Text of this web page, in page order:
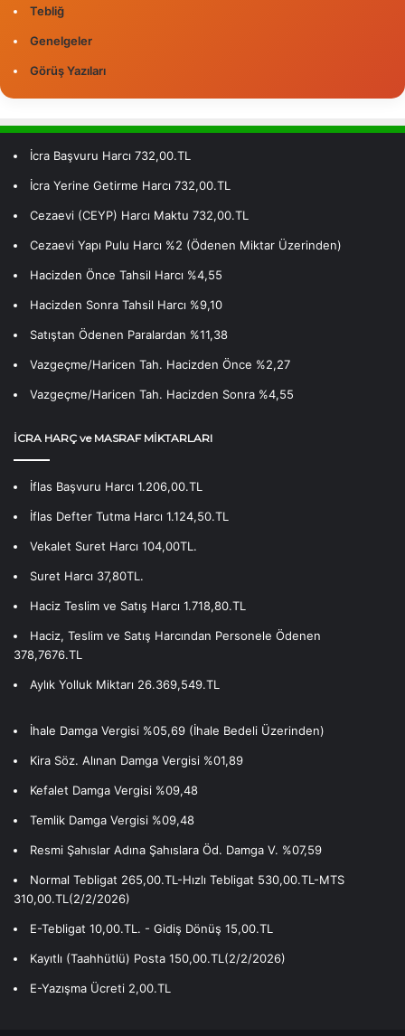
Tebliğ
Genelgeler
Görüş Yazıları
İcra Başvuru Harcı 732,00.TL
İcra Yerine Getirme Harcı 732,00.TL
Cezaevi (CEYP) Harcı Maktu 732,00.TL
Cezaevi Yapı Pulu Harcı %2 (Ödenen Miktar Üzerinden)
Hacizden Önce Tahsil Harcı %4,55
Hacizden Sonra Tahsil Harcı %9,10
Satıştan Ödenen Paralardan %11,38
Vazgeçme/Haricen Tah. Hacizden Önce %2,27
Vazgeçme/Haricen Tah. Hacizden Sonra %4,55
İCRA HARÇ ve MASRAF MİKTARLARI
İflas Başvuru Harcı 1.206,00.TL
İflas Defter Tutma Harcı 1.124,50.TL
Vekalet Suret Harcı 104,00TL.
Suret Harcı 37,80TL.
Haciz Teslim ve Satış Harcı 1.718,80.TL
Haciz, Teslim ve Satış Harcından Personele Ödenen
378,7676.TL
Aylık Yolluk Miktarı 26.369,549.TL
İhale Damga Vergisi %05,69 (İhale Bedeli Üzerinden)
Kira Söz. Alınan Damga Vergisi %01,89
Kefalet Damga Vergisi %09,48
Temlik Damga Vergisi %09,48
Resmi Şahıslar Adına Şahıslara Öd. Damga V. %07,59
Normal Tebligat 265,00.TL-Hızlı Tebligat 530,00.TL-MTS
310,00.TL(2/2/2026)
E-Tebligat 10,00.TL. - Gidiş Dönüş 15,00.TL
Kayıtlı (Taahhütlü) Posta 150,00.TL(2/2/2026)
E-Yazışma Ücreti 2,00.TL